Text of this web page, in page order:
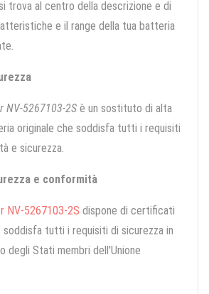
trova al centro della descrizione e di
e il range della tua batteria
NV-5267103-2S è un sostituto di alta
originale che soddisfa tutti i requisiti
e sicurezza.
e conformità
NV-5267103-2S dispone di certificati
soddisfa tutti i requisiti di sicurezza in
degli Stati membri dell'Unione